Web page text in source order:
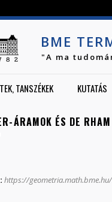
BME
"A ma
TANSZÉKEK KUTATÁS
⁠ÁRAMOK ÉS DE
https://